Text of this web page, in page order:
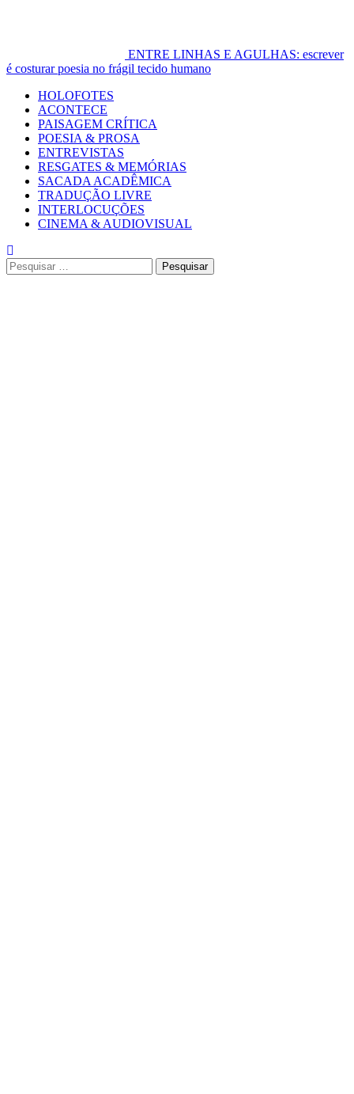
ENTRE LINHAS E AGULHAS: escrever
é costurar poesia no frágil tecido humano
Primary
Menu
HOLOFOTES
ACONTECE
PAISAGEM CRÍTICA
POESIA & PROSA
ENTREVISTAS
RESGATES & MEMÓRIAS
SACADA ACADÊMICA
TRADUÇÃO LIVRE
INTERLOCUÇÕES
CINEMA & AUDIOVISUAL
Pesquisar
por: